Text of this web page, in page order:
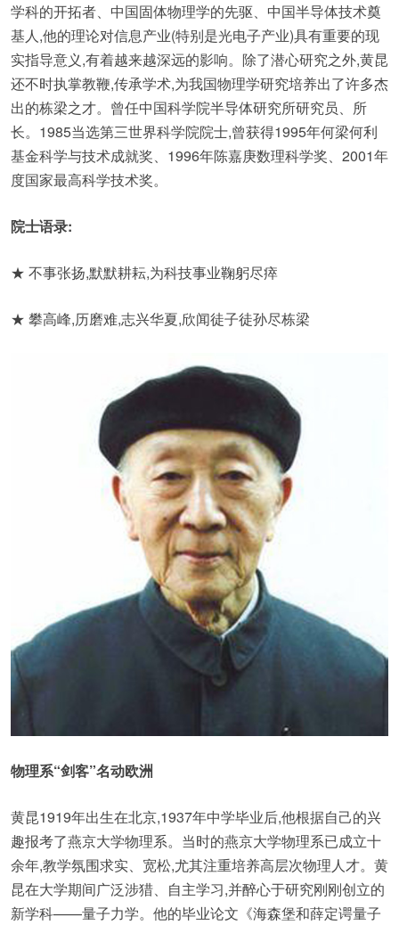
学科的开拓者、中国固体物理学的先驱、中国半导体技术奠
基人,他的理论对信息产业(特别是光电子产业)具有重要的现
实指导意义,有着越来越深远的影响。除了潜心研究之外,黄昆
还不时执掌教鞭,传承学术,为我国物理学研究培养出了许多杰
出的栋梁之才。曾任中国科学院半导体研究所研究员、所
长。1985当选第三世界科学院院士,曾获得1995年何梁何利
基金科学与技术成就奖、1996年陈嘉庚数理科学奖、2001年
度国家最高科学技术奖。
院士语录:
★ 不事张扬,默默耕耘,为科技事业鞠躬尽瘁
★ 攀高峰,历磨难,志兴华夏,欣闻徒子徒孙尽栋梁
物理系“剑客”名动欧洲
黄昆1919年出生在北京,1937年中学毕业后,他根据自己的兴
趣报考了燕京大学物理系。当时的燕京大学物理系已成立十
余年,教学氛围求实、宽松,尤其注重培养高层次物理人才。黄
昆在大学期间广泛涉猎、自主学习,并醉心于研究刚刚创立的
新学科——量子力学。他的毕业论文《海森堡和薛定谔量子